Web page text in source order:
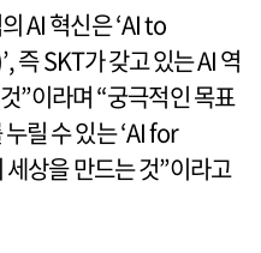
AI 혁신은 ‘AI to
즉 SKT가 갖고 있는 AI 역
”이라며 “궁극적인 목표
릴 수 있는 ‘AI for
상을 만드는 것”이라고